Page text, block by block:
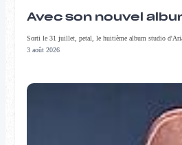
Avec son nouvel
Sorti le 31 juillet, petal, le huitième album studio
3 août 2026